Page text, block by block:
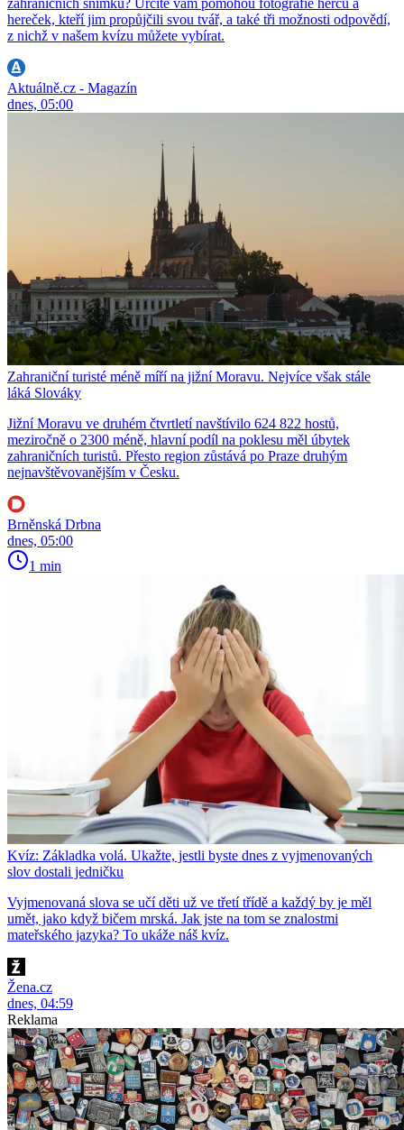
zahraničních snímků? Určitě vám pomohou fotografie herců a
hereček, kteří jim propůjčili svou tvář, a také tři možnosti odpovědí,
z nichž v našem kvízu můžete vybírat.
Aktuálně.cz - Magazín
dnes, 05:00
Zahraniční turisté méně míří na jižní Moravu. Nejvíce však stále
láká Slováky
Jižní Moravu ve druhém čtvrtletí navštívilo 624 822 hostů,
meziročně o 2300 méně, hlavní podíl na poklesu měl úbytek
zahraničních turistů. Přesto region zůstává po Praze druhým
nejnavštěvovanějším v Česku.
Brněnská Drbna
dnes, 05:00
1 min
Kvíz: Základka volá. Ukažte, jestli byste dnes z vyjmenovaných
slov dostali jedničku
Vyjmenovaná slova se učí děti už ve třetí třídě a každý by je měl
umět, jako když bičem mrská. Jak jste na tom se znalostmi
mateřského jazyka? To ukáže náš kvíz.
Žena.cz
dnes, 04:59
Reklama